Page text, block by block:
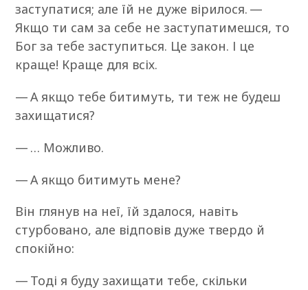
заступатися; але їй не дуже вірилося. —
Якщо ти сам за себе не заступатимешся, то
Бог за тебе заступиться. Це закон. І це
краще! Краще для всіх.
— А якщо тебе битимуть, ти теж не будеш
захищатися?
— … Можливо.
— А якщо битимуть мене?
Він глянув на неї, їй здалося, навіть
стурбовано, але відповів дуже твердо й
спокійно:
— Тоді я буду захищати тебе, скільки